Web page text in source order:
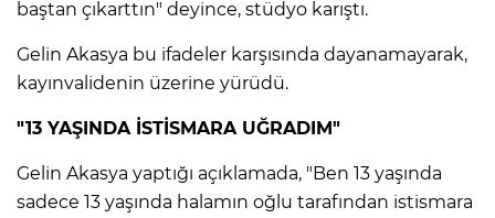
baştan çıkarttın" deyince, stüdyo karıştı.
Gelin Akasya bu ifadeler karşısında dayanamayarak,
kayınvalidenin üzerine yürüdü.
"13 YAŞINDA İSTİSMARA UĞRADIM"
Gelin Akasya yaptığı açıklamada, "Ben 13 yaşında
sadece 13 yaşında halamın oğlu tarafından istismara